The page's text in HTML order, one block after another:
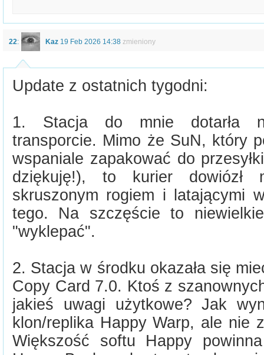
22: Kaz 19 Feb 2026 14:38 zmieniony
Update z ostatnich tygodni:
1. Stacja do mnie dotarła
transporcie. Mimo że SuN, który
wspaniale zapakować do
dziękuję!), to kurier
skruszonym rogiem i latającymi
tego. Na szczęście to
"wyklepać".
2. Stacja w środku okazała się
Copy Card 7.0. Ktoś z
jakieś uwagi użytkowe? Jak
klon/replika Happy Warp, ale nie
Większość softu Happy